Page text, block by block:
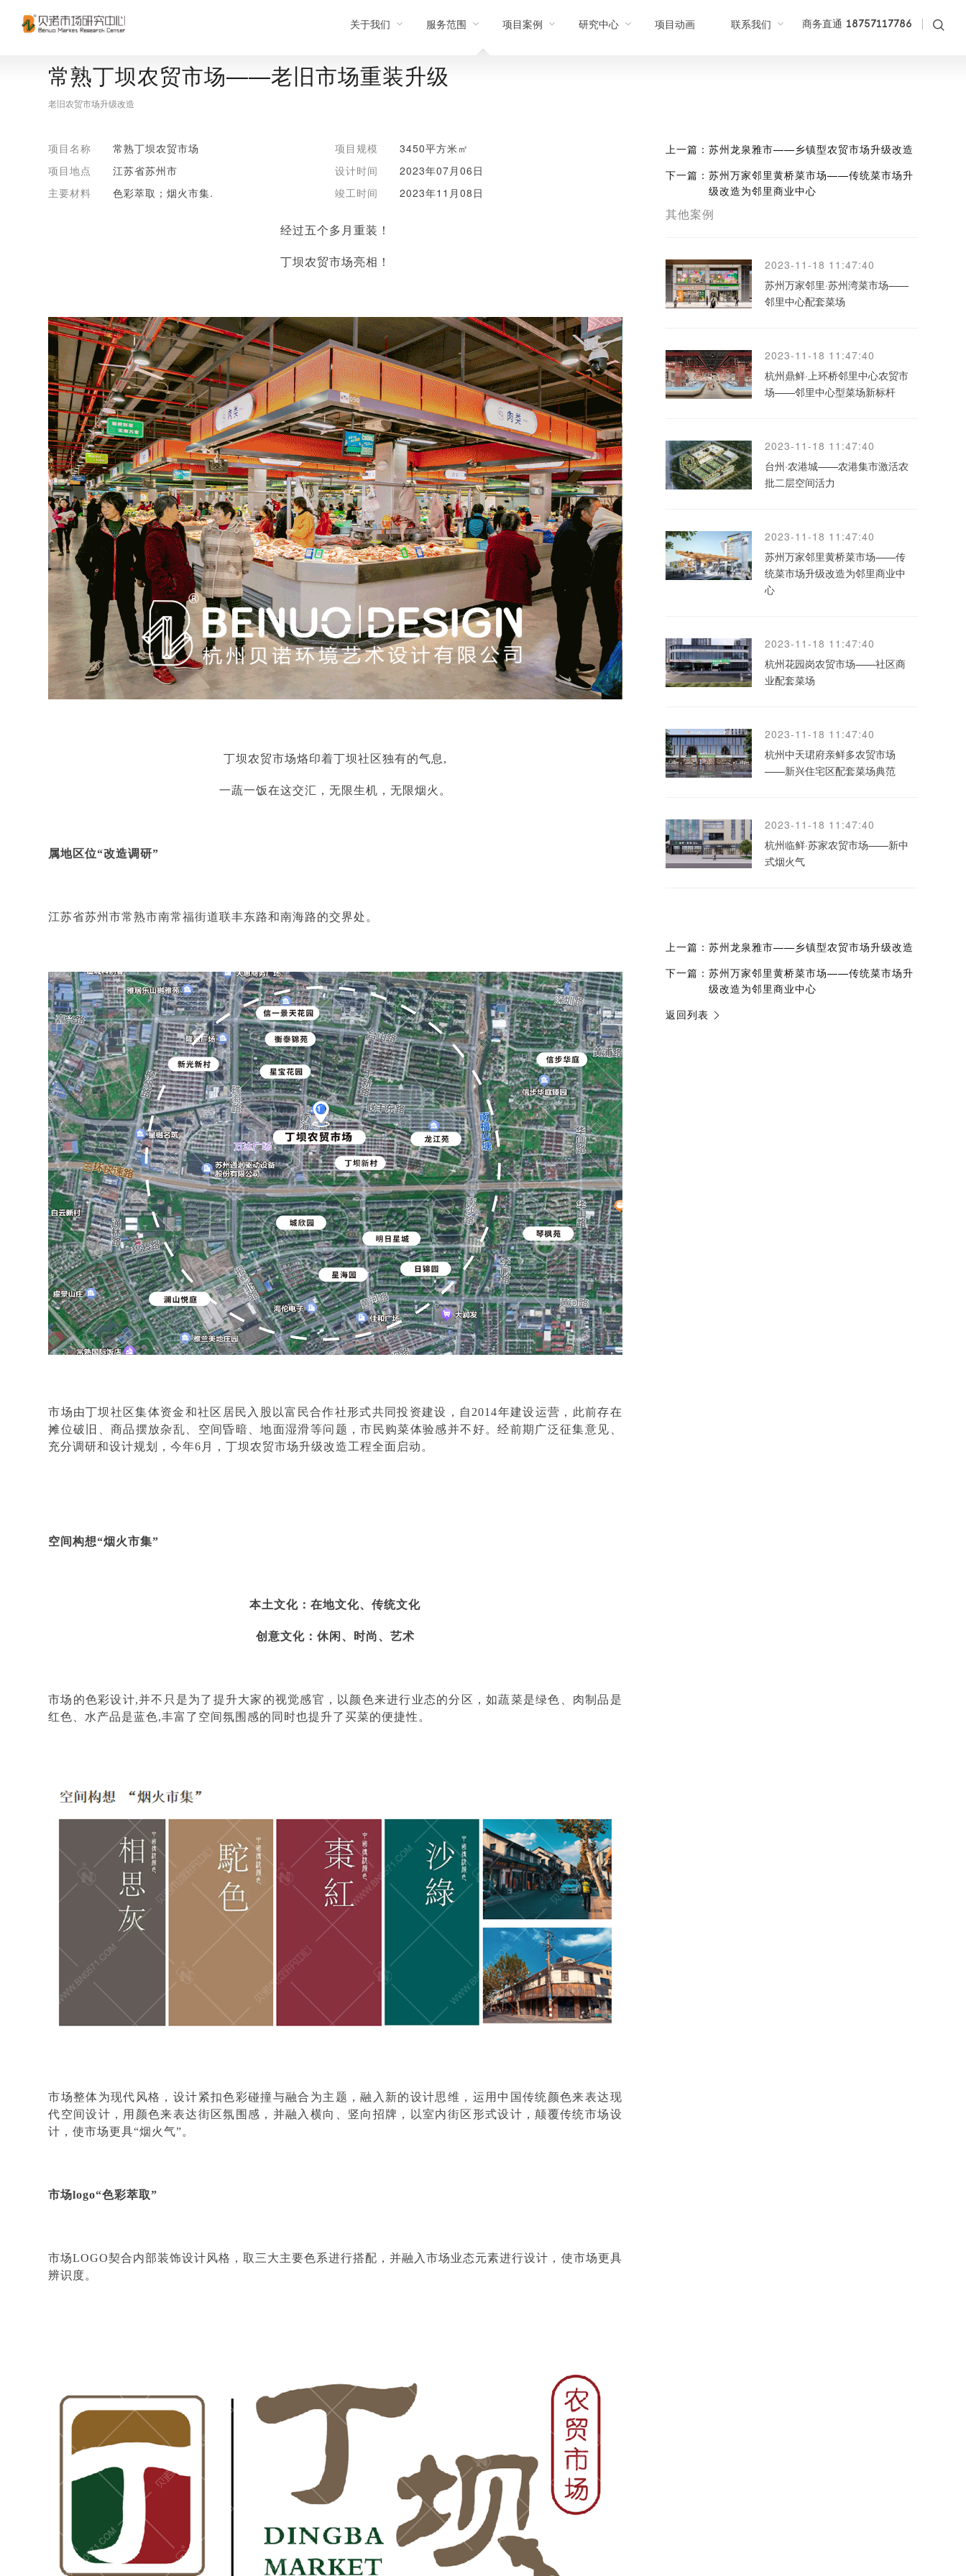
关于我们 服务范围 项目案例 研究中心 项目动画 联系我们 商务直通 18757117786
常熟丁坝农贸市场——老旧市场重装升级
老旧农贸市场升级改造
项目名称 常熟丁坝农贸市场 项目规模
3450平方米㎡
项目地点
江苏省苏州市 设计时间
2023年07月06日
主要材料
色彩萃取；烟火市集. 竣工时间 2023年11月08日
经过五个多月重装！
丁坝农贸市场亮相！
丁坝农贸市场烙印着丁坝社区独有的气息 ,
一蔬一饭在这交汇，无限生机，无限烟火。
属地区位“改造调研”
江苏省苏州市常熟市南常福街道联丰东路和南海路的交界处。
市场由丁坝社区集体资金和社区居民入股以富民合作社形式共同投资建设，自 2014年建设运营，此前存在
摊位破旧、商品摆放杂乱、空间昏暗、地面湿滑等问题，市民购菜体验感并不好。经前期广泛征集意见、
充分调研和设计规划，今年6月，丁坝农贸市场升级改造工程全面启动。
空间构想“烟火市集”
本土文化：在地文化、传统文化
创意文化：休闲、时尚、艺术
市场的色彩设计,并不只是为了提升大家的视觉感官，以颜色来进行业态的分区，如蔬菜是绿色、肉制品是
红色、水产品是蓝色,丰富了空间氛围感的同时也提升了买菜的便捷性。
市场整体为现代风格，设计紧扣色彩碰撞与融合为主题，融入新的设计思维，运用中国传统颜色来表达现
代空间设计，用颜色来表达街区氛围感，并融入横向、竖向招牌，以室内街区形式设计，颠覆传统市场设
计，使市场更具“烟火气”。
市场logo“色彩萃取”
市场LOGO契合内部装饰设计风格，取三大主要色系进行搭配，并融入市场业态元素进行设计，使市场更具
辨识度。
上一篇： 苏州龙泉雅市——乡镇型农贸市场升级改造
下一篇： 苏州万家邻里黄桥菜市场——传统菜市场升
级改造为邻里商业中心
其他案例
2023-11-18 11:47:40
苏州万家邻里·苏州湾菜市场——
邻里中心配套菜场
2023-11-18 11:47:40
杭州鼎鲜·上环桥邻里中心农贸市
场——邻里中心型菜场新标杆
2023-11-18 11:47:40
台州·农港城——农港集市激活农
批二层空间活力
2023-11-18 11:47:40
苏州万家邻里黄桥菜市场——传
统菜市场升级改造为邻里商业中
心
2023-11-18 11:47:40
杭州花园岗农贸市场——社区商
业配套菜场
2023-11-18 11:47:40
杭州中天珺府亲鲜多农贸市场
——新兴住宅区配套菜场典范
2023-11-18 11:47:40
杭州临鲜·苏家农贸市场——新中
式烟火气
上一篇： 苏州龙泉雅市——乡镇型农贸市场升级改造
下一篇： 苏州万家邻里黄桥菜市场——传统菜市场升
级改造为邻里商业中心
返回列表